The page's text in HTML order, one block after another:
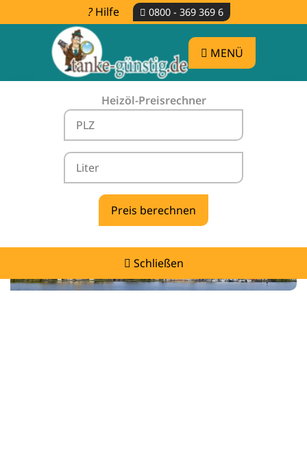
Hilfe 0800 - 369 369 6
MENÜ
Heizöl-Preisrechner
Schließen
Heizölpreise Satow -
vergleichen & günstig tanken